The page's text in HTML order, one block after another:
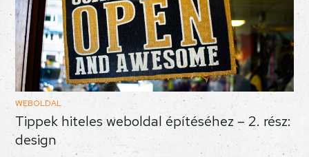
WEBOLDAL
Tippek hiteles weboldal építéséhez – 2. rész:
design